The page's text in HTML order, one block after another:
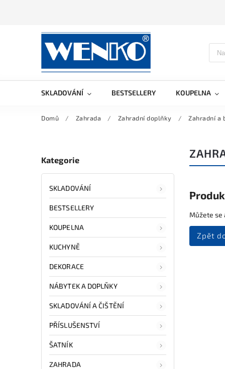
SKLADOVÁNÍ BESTSELLERY KOUPELNA
Domů / Zahrada / Zahradní doplňky / Zahradní a
Kategorie
SKLADOVÁNÍ
BESTSELLERY
KOUPELNA
KUCHYNĚ
DEKORACE
NÁBYTEK A DOPLŇKY
SKLADOVÁNÍ A ČIŠTĚNÍ
PŘÍSLUŠENSTVÍ
ŠATNÍK
ZAHRADA
Můžete se
Zpět